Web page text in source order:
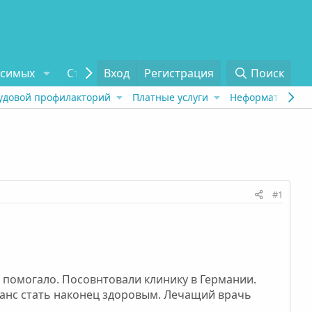
Статьи Отзывы О проекте
Вход Регистрация Поиск
профилакторий Платные услуги Неформат
#1
Посовнтовали клинику в Германии.
стать наконец здоровым. Лечащий врачь